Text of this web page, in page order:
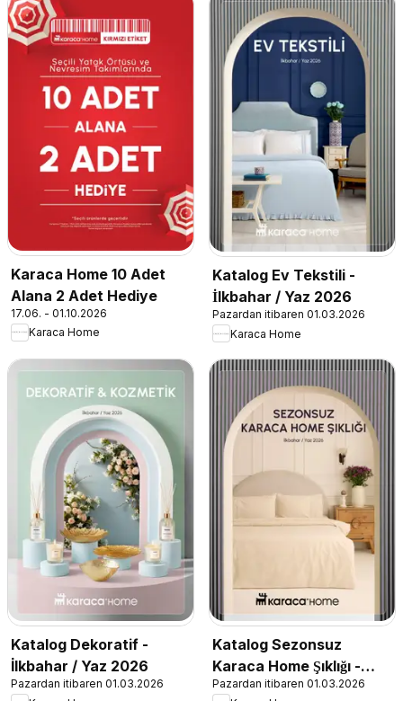
Karaca Home 10 Adet
Alana 2 Adet Hediye
17.06. - 01.10.2026
Karaca Home
Katalog Ev Tekstili -
İlkbahar / Yaz 2026
Pazardan itibaren 01.03.2026
Karaca Home
Katalog Dekoratif -
İlkbahar / Yaz 2026
Pazardan itibaren 01.03.2026
Katalog Sezonsuz
Karaca Home Şıklığı -
İlkbahar / Yaz 2026
Pazardan itibaren 01.03.2026